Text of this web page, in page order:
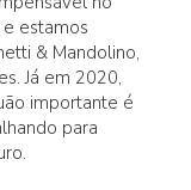
estamos
& Mandolino,
Já em 2020,
importante é
para